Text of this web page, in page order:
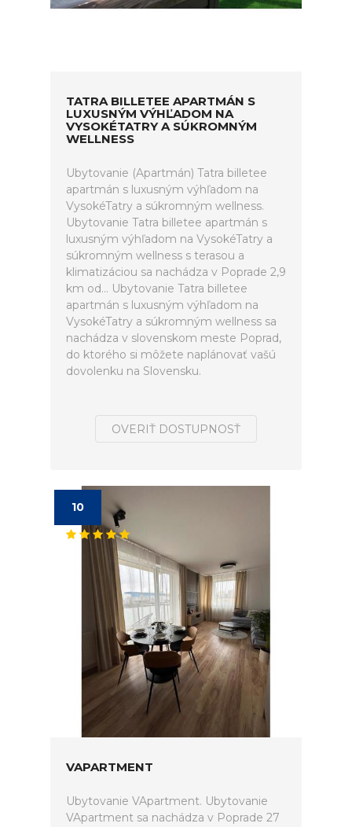
TATRA BILLETEE APARTMÁN S
LUXUSNÝM VÝHĽADOM NA
VYSOKÉTATRY A SÚKROMNÝM
WELLNESS
Ubytovanie (Apartmán) Tatra billetee
apartmán s luxusným výhľadom na
VysokéTatry a súkromným wellness.
Ubytovanie Tatra billetee apartmán s
luxusným výhľadom na VysokéTatry a
súkromným wellness s terasou a
klimatizáciou sa nachádza v Poprade 2,9
km od... Ubytovanie Tatra billetee
apartmán s luxusným výhľadom na
VysokéTatry a súkromným wellness sa
nachádza v slovenskom meste Poprad,
do ktorého si môžete naplánovať vašú
dovolenku na Slovensku.
OVERIŤ DOSTUPNOSŤ
10
VAPARTMENT
Ubytovanie VApartment. Ubytovanie
VApartment sa nachádza v Poprade 27